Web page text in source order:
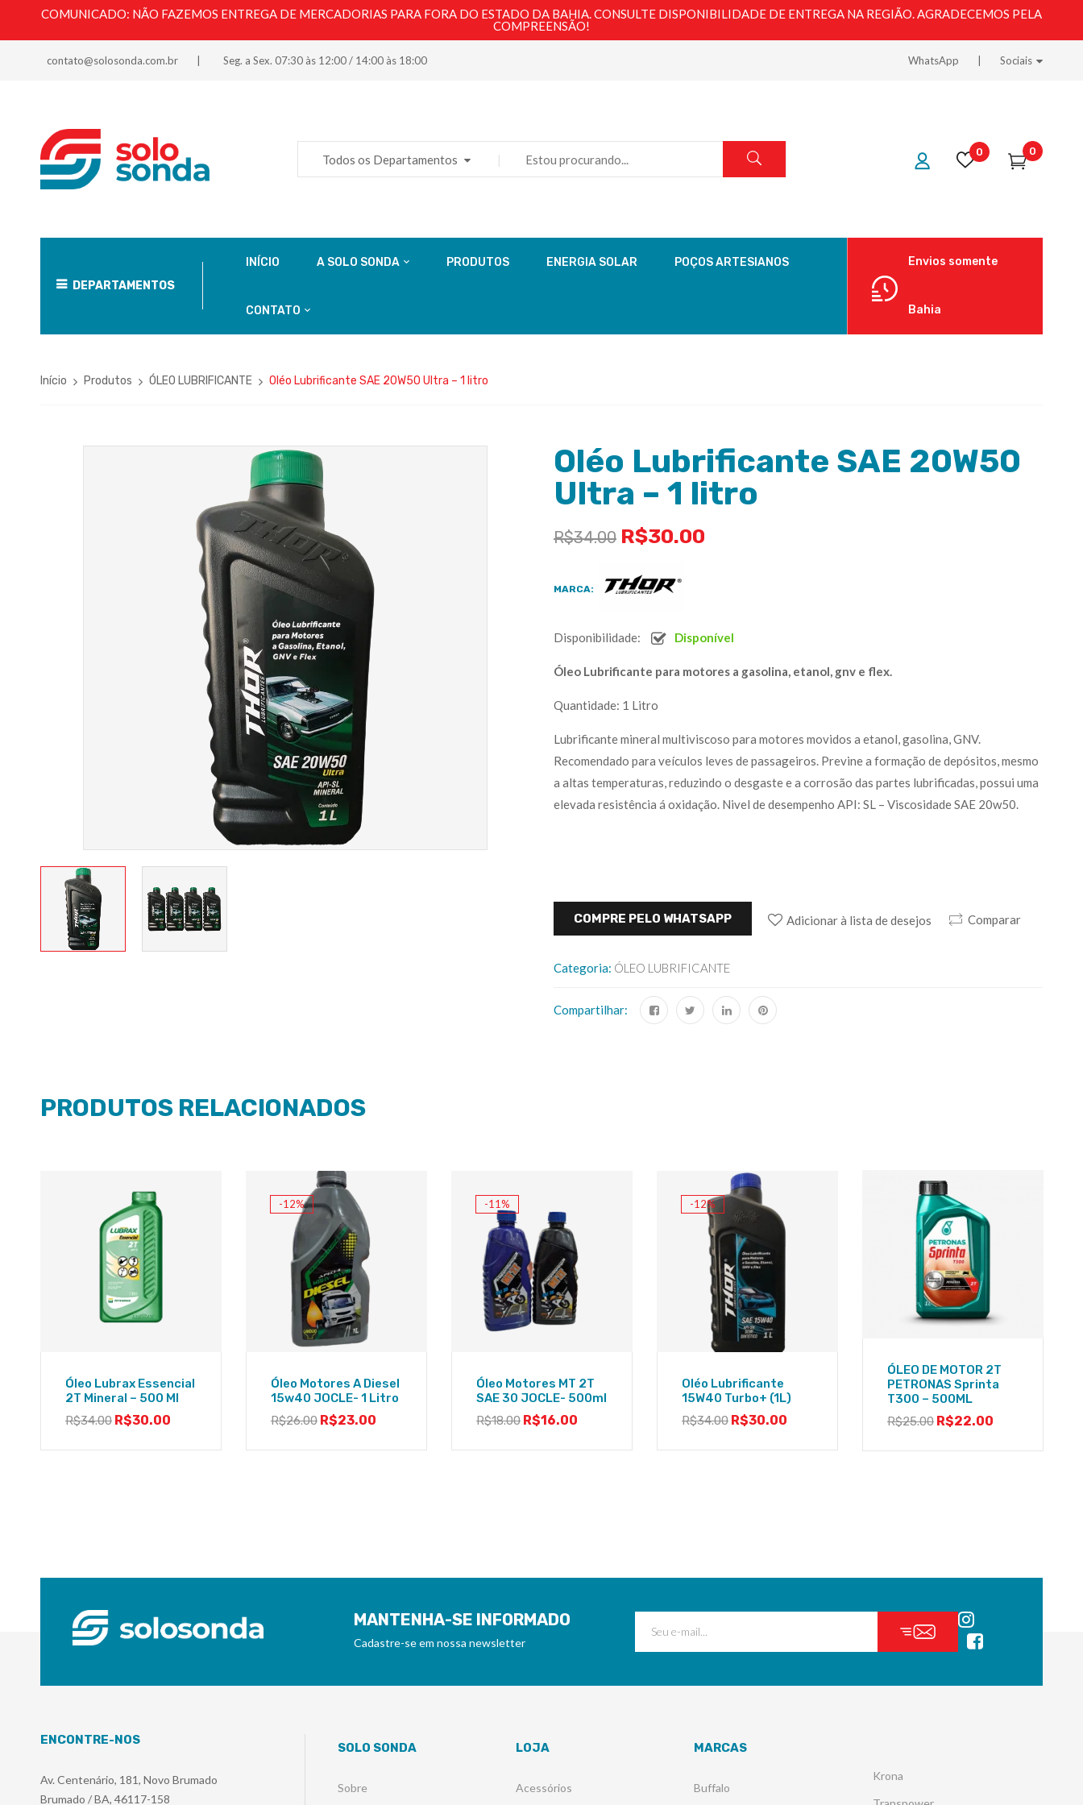
COMUNICADO: NÃO FAZEMOS ENTREGA DE MERCADORIAS PARA FORA DO ESTADO DA BAHIA. CONSULTE DISPONIBILIDADE DE ENTREGA NA REGIÃO. AGRADECEMOS PELA
COMPREENSÃO!
contato@solosonda.com.br Seg. a Sex. 07:30 às 12:00 / 14:00 às 18:00 WhatsApp Sociais
Todos os Departamentos
0 0
DEPARTAMENTOS
INÍCIO A SOLO SONDA PRODUTOS ENERGIA SOLAR POÇOS ARTESIANOS
CONTATO
Envios somente
Bahia
Início Produtos ÓLEO LUBRIFICANTE Oléo Lubrificante SAE 20W50 Ultra – 1 litro
Oléo Lubrificante SAE 20W50
Ultra – 1 litro
R$34.00 R$30.00
MARCA:
Disponibilidade: Disponível
Óleo Lubrificante para motores a gasolina, etanol, gnv e flex.
Quantidade: 1 Litro
Lubrificante mineral multiviscoso para motores movidos a etanol, gasolina, GNV.
Recomendado para veículos leves de passageiros. Previne a formação de depósitos, mesmo
a altas temperaturas, reduzindo o desgaste e a corrosão das partes lubrificadas, possui uma
elevada resistência á oxidação. Nivel de desempenho API: SL – Viscosidade SAE 20w50.
COMPRE PELO WHATSAPP Adicionar à lista de desejos Comparar
Categoria: ÓLEO LUBRIFICANTE
Compartilhar:
PRODUTOS RELACIONADOS
Óleo Lubrax Essencial
2T Mineral – 500 Ml
R$34.00 R$30.00
-12%
Óleo Motores A Diesel
15w40 JOCLE- 1 Litro
R$26.00 R$23.00
-11%
Óleo Motores MT 2T
SAE 30 JOCLE- 500ml
R$18.00 R$16.00
-12%
Oléo Lubrificante
15W40 Turbo+ (1L)
R$34.00 R$30.00
ÓLEO DE MOTOR 2T
PETRONAS Sprinta
T300 – 500ML
R$25.00 R$22.00
MANTENHA-SE INFORMADO
Cadastre-se em nossa newsletter
ENCONTRE-NOS
Av. Centenário, 181, Novo Brumado
Brumado / BA, 46117-158
SOLO SONDA
Sobre
LOJA
Acessórios
MARCAS
Buffalo
Krona